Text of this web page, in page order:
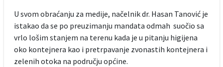
U svom obraćanju za medije, načelnik dr. Hasan Tanović je
istakao da se po preuzimanju mandata odmah suočio sa
vrlo lošim stanjem na terenu kada je u pitanju higijena
oko kontejnera kao i pretrpavanje zvonastih kontejnera i
zelenih otoka na području općine.